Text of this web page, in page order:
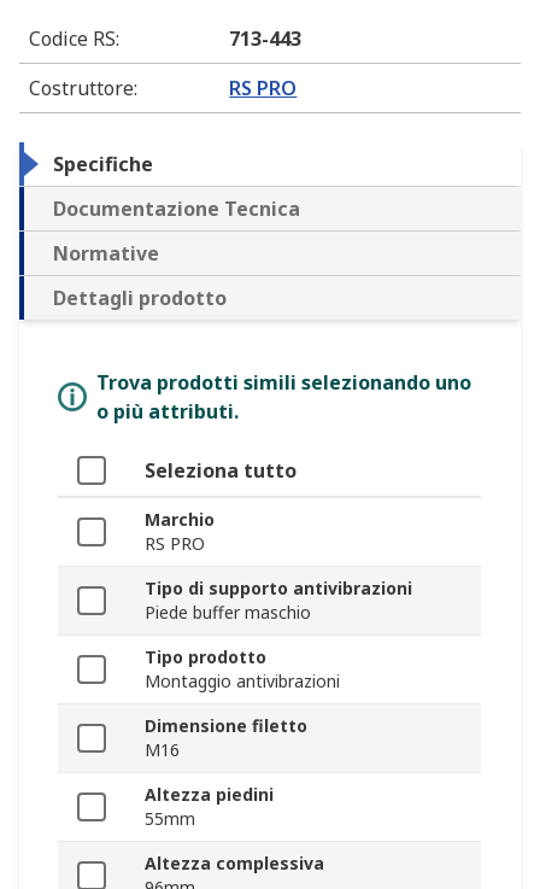
Codice RS:
713-443
Costruttore: RS PRO
Specifiche
Documentazione Tecnica
Normative
Dettagli prodotto
Trova prodotti simili selezionando uno
o più attributi.
Seleziona tutto
Marchio
RS PRO
Tipo di supporto antivibrazioni
Piede buffer maschio
Tipo prodotto
Montaggio antivibrazioni
Dimensione filetto
M16
Altezza piedini
55mm
Altezza complessiva